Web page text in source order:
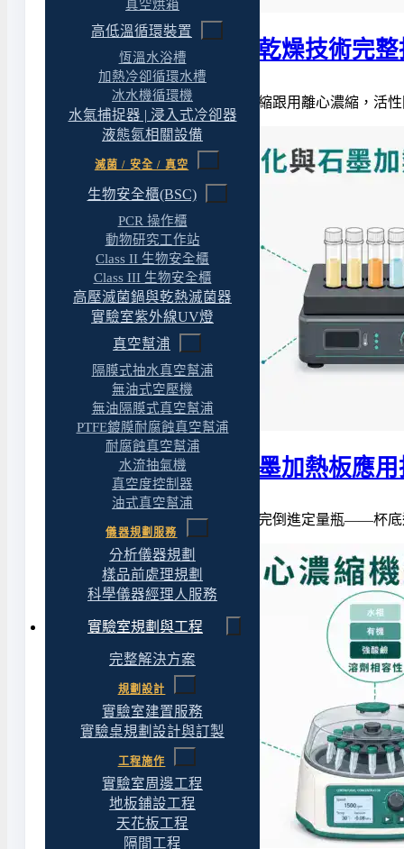
真空烘箱
高低溫循環裝置
恆溫水浴槽
加熱冷卻循環水槽
冰水機循環機
水氣捕捉器 | 浸入式冷卻器
液態氮相關設備
滅菌 / 安全 / 真空
生物安全櫃(BSC)
PCR 操作櫃
動物研究工作站
Class II 生物安全櫃
Class III 生物安全櫃
高壓滅菌鍋與乾熱滅菌器
實驗室紫外線UV燈
真空幫浦
隔膜式抽水真空幫浦
無油式空壓機
無油隔膜式真空幫浦
PTFE鍍膜耐腐蝕真空幫浦
耐腐蝕真空幫浦
水流抽氣機
真空度控制器
油式真空幫浦
儀器規劃服務
分析儀器規劃
樣品前處理規劃
科學儀器經理人服務
實驗室規劃與工程
完整解決方案
規劃設計
實驗室建置服務
實驗桌規劃設計與訂製
工程施作
實驗室周邊工程
地板鋪設工程
天花板工程
隔間工程
實驗室樣品濃縮與乾燥技術完
同一批蛋白質樣品，用旋蒸濃縮跟用離心濃縮，活
實驗室酸消化與石墨加熱板應
做了一個下午的酸消化，消化完倒進定量瓶——杯